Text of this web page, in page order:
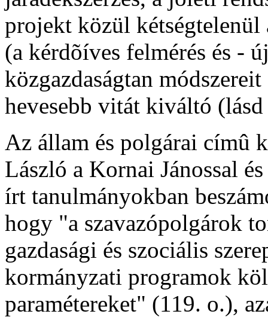
projekt közül kétségtelenül
(a kérdõíves felmérés és -
közgazdaságtan
hevesebb vitát kiváltó
Az állam és polgárai címû
László a Kornai Jánossal
írt tanulmányokban
hogy "a szavazópolgárok
gazdasági és szociális
kormányzati programok
paramétereket" (119. o.),